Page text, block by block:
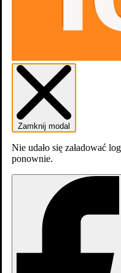
Zdjęcia
Stewardesa: Conspiracy
Zamknij modal
Nie udało się załadować
ponownie.